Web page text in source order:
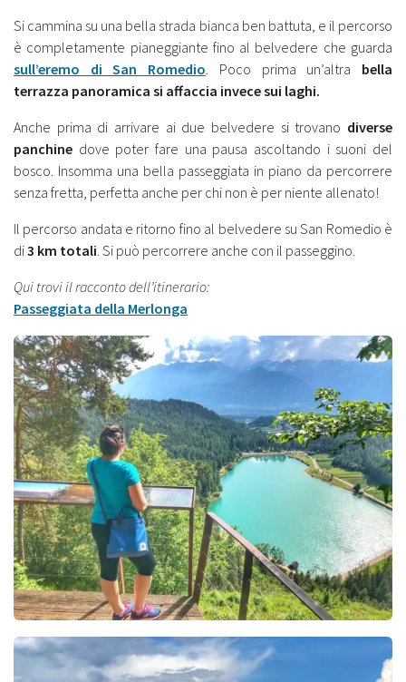
Si cammina su una bella strada bianca ben battuta, e il percorso
è completamente pianeggiante fino al belvedere che guarda
sull’eremo di San Romedio. Poco prima un’altra bella
terrazza panoramica si affaccia invece sui laghi.
Anche prima di arrivare ai due belvedere si trovano diverse
panchine dove poter fare una pausa ascoltando i suoni del
bosco. Insomma una bella passeggiata in piano da percorrere
senza fretta, perfetta anche per chi non è per niente allenato!
Il percorso andata e ritorno fino al belvedere su San Romedio è
di3 km totali. Si può percorrere anche con il passeggino.
Qui trovi il racconto dell’itinerario:
Passeggiata della Merlonga